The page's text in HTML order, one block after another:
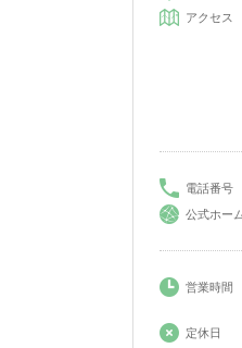
アクセス
電話番号
公式ホー
営業時間
定休日